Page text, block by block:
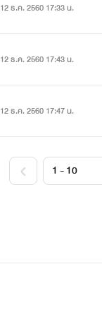
12 ธ.ค. 2560 17:33 น.
12 ธ.ค. 2560 17:43 น.
12 ธ.ค. 2560 17:47 น.